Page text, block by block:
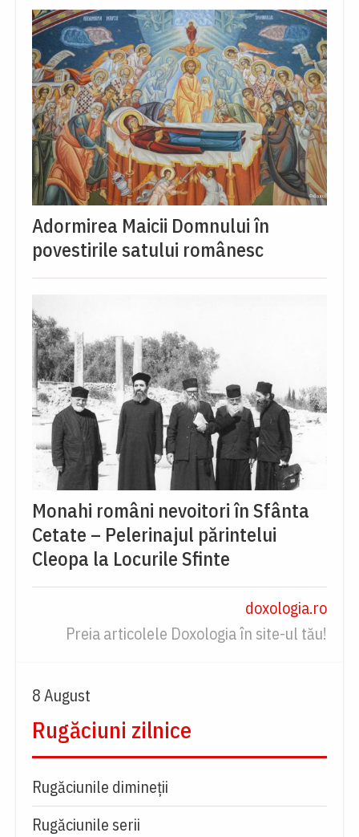
Adormirea Maicii Domnului în
povestirile satului românesc
Monahi români nevoitori în Sfânta
Cetate – Pelerinajul părintelui
Cleopa la Locurile Sfinte
doxologia.ro
Preia articolele Doxologia în site-ul tău!
8 August
Rugăciuni zilnice
Rugăciunile dimineții
Rugăciunile serii